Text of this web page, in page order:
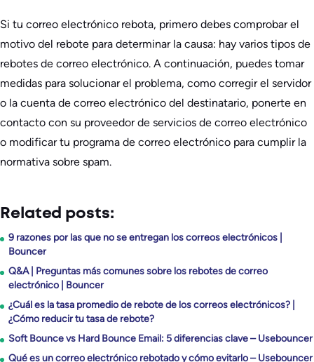
Si tu correo electrónico rebota, primero debes comprobar el
motivo del rebote para determinar la causa: hay varios tipos de
rebotes de correo electrónico. A continuación, puedes tomar
medidas para solucionar el problema, como corregir el servidor
o la cuenta de correo electrónico del destinatario, ponerte en
contacto con su proveedor de servicios de correo electrónico
o modificar tu programa de correo electrónico para cumplir la
normativa sobre spam.
Related posts:
9 razones por las que no se entregan los correos electrónicos |
Bouncer
Q&A | Preguntas más comunes sobre los rebotes de correo
electrónico | Bouncer
¿Cuál es la tasa promedio de rebote de los correos electrónicos? |
¿Cómo reducir tu tasa de rebote?
Soft Bounce vs Hard Bounce Email: 5 diferencias clave – Usebouncer
Qué es un correo electrónico rebotado y cómo evitarlo – Usebouncer